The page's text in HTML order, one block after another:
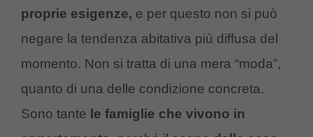
proprie esigenze, e per questo non si può
negare la tendenza abitativa più diffusa del
momento. Non si tratta di una mera “moda”,
quanto di una delle condizione concreta.
Sono tante le famiglie che vivono in